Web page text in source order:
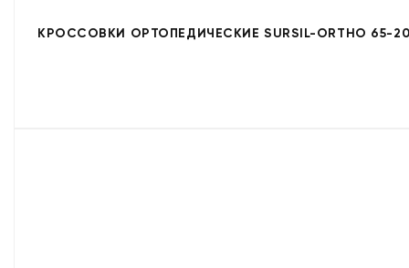
КРОССОВКИ ОРТОПЕДИЧЕСКИЕ SURSIL-ORTHO 65-